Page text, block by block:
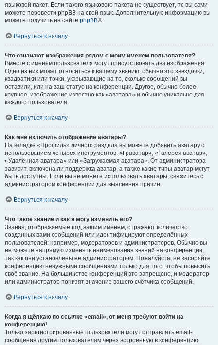
языковой пакет. Если такого языкового пакета не существует, то вы сами
можете перевести phpBB на свой язык. Дополнительную информацию вы
можете получить на сайте phpBB®.
Вернуться к началу
Что означают изображения рядом с моим именем пользователя?
Вместе с именем пользователя могут присутствовать два изображения.
Одно из них может относиться к вашему званию, обычно это звёздочки,
квадратики или точки, указывающие на то, сколько сообщений вы
оставили, или на ваш статус на конференции. Другое, обычно более
крупное, изображение известно как «аватара» и обычно уникально для
каждого пользователя.
Вернуться к началу
Как мне включить отображение аватары?
На вкладке «Профиль» личного раздела вы можете добавить аватару с
использованием четырёх инструментов: «Граватар», «Галерея аватар»,
«Удалённая аватара» или «Загружаемая аватара». От администратора
зависит, включена ли поддержка аватар, а также какие типы аватар могут
быть доступны. Если вы не можете использовать аватары, свяжитесь с
администратором конференции для выяснения причин.
Вернуться к началу
Что такое звание и как я могу изменить его?
Звания, отображаемые под вашим именем, отражают количество
созданных вами сообщений или идентифицируют определённых
пользователей: например, модераторов и администраторов. Обычно вы
не можете напрямую изменять наименования званий на конференции,
так как они установлены её администратором. Пожалуйста, не засоряйте
конференцию ненужными сообщениями только для того, чтобы повысить
своё звание. На большинстве конференций это запрещено, и модератор
или администратор понизят значение вашего счётчика сообщений.
Вернуться к началу
Когда я щёлкаю по ссылке «email», от меня требуют войти на
конференцию!
Только зарегистрированные пользователи могут отправлять email-
сообщения другим пользователям через встроенную в конференцию